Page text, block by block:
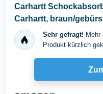
Carhartt
Carhartt, braun/
Sehr gefragt! Mehr
Produkt kürzlich